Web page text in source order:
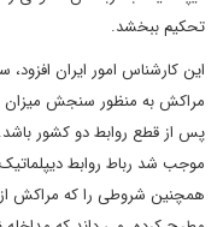
تحکیم ببخشد.
این کارشناس امور ایران
مراکش به منظور سنجش میزان
پس از قطع روابط دو کشور باشد.
موجب شد رباط روابط
همچنین شروطی را که مراکش